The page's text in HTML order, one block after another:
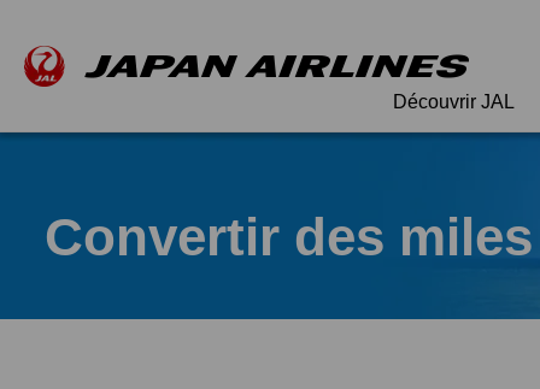
Découvrir JAL
Convertir des miles